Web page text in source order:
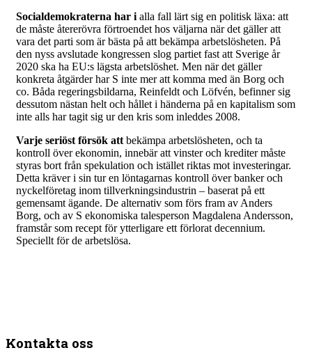
Socialdemokraterna har i alla fall lärt sig en politisk läxa: att
de måste återerövra förtroendet hos väljarna när det gäller att
vara det parti som är bästa på att bekämpa arbetslösheten. På
den nyss avslutade kongressen slog partiet fast att Sverige år
2020 ska ha EU:s lägsta arbetslöshet. Men när det gäller
konkreta åtgärder har S inte mer att komma med än Borg och
co. Båda regeringsbildarna, Reinfeldt och Löfvén, befinner sig
dessutom nästan helt och hållet i händerna på en kapitalism som
inte alls har tagit sig ur den kris som inleddes 2008.
Varje seriöst försök att bekämpa arbetslösheten, och ta
kontroll över ekonomin, innebär att vinster och krediter måste
styras bort från spekulation och istället riktas mot investeringar.
Detta kräver i sin tur en löntagarnas kontroll över banker och
nyckelföretag inom tillverkningsindustrin – baserat på ett
gemensamt ägande. De alternativ som förs fram av Anders
Borg, och av S ekonomiska talesperson Magdalena Andersson,
framstår som recept för ytterligare ett förlorat decennium.
Speciellt för de arbetslösa.
Kontakta oss